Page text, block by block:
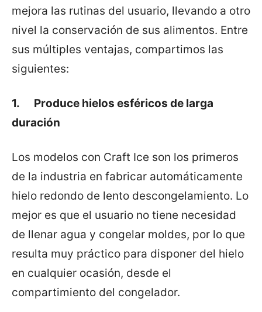
mejora las rutinas del usuario, llevando a otro
nivel la conservación de sus alimentos. Entre
sus múltiples ventajas, compartimos las
siguientes:
1. Produce hielos esféricos de larga
duración
Los modelos con Craft Ice son los primeros
de la industria en fabricar automáticamente
hielo redondo de lento descongelamiento. Lo
mejor es que el usuario no tiene necesidad
de llenar agua y congelar moldes, por lo que
resulta muy práctico para disponer del hielo
en cualquier ocasión, desde el
compartimiento del congelador.